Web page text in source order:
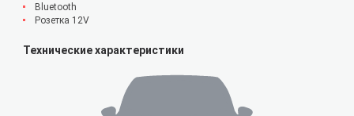
Bluetooth
Розетка 12V
Технические характеристики